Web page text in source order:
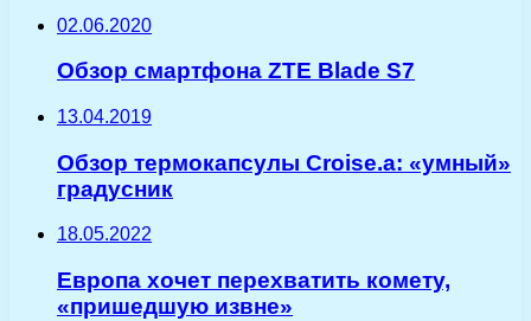
02.06.2020
Обзор смартфона ZTE Blade S7
13.04.2019
Обзор термокапсулы Croise.a: «умный»
градусник
18.05.2022
Европа хочет перехватить комету,
«пришедшую извне»